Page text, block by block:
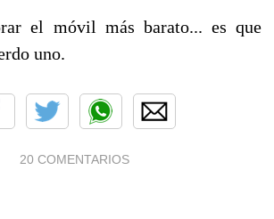
el móvil más barato... es que
uno.
20 COMENTARIOS